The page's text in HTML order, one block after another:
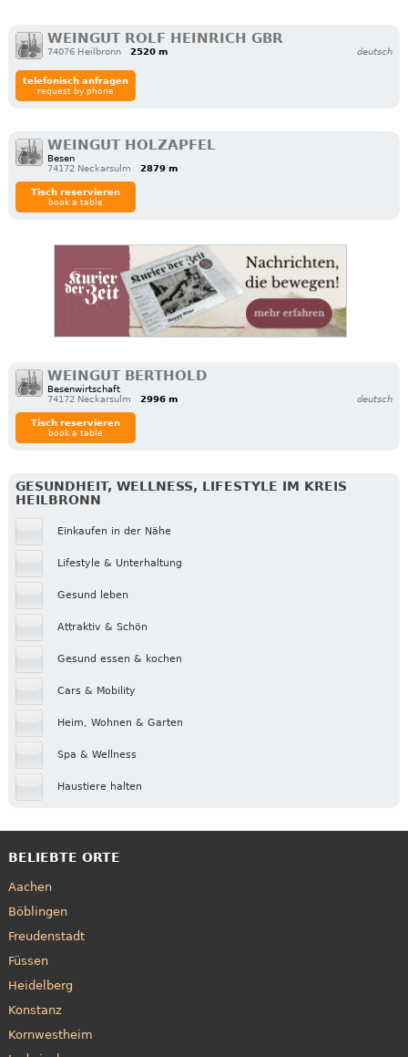
WEINGUT ROLF HEINRICH GBR
74076 Heilbronn 2520 m deutsch
telefonisch anfragen
request by phone
WEINGUT HOLZAPFEL
Besen
74172 Neckarsulm
2879 m
Tisch reservieren
book a table
WEINGUT BERTHOLD
Besenwirtschaft
74172 Neckarsulm
2996 m deutsch
Tisch reservieren
book a table
GESUNDHEIT, WELLNESS, LIFESTYLE IM KREIS
HEILBRONN
Einkaufen in der Nähe
Lifestyle & Unterhaltung
Gesund leben
Attraktiv & Schön
Gesund essen & kochen
Cars & Mobility
Heim, Wohnen & Garten
Spa & Wellness
Haustiere halten
BELIEBTE ORTE
Aachen
Böblingen
Freudenstadt
Füssen
Heidelberg
Konstanz
Kornwestheim